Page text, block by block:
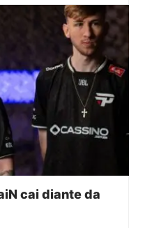
cai diante da